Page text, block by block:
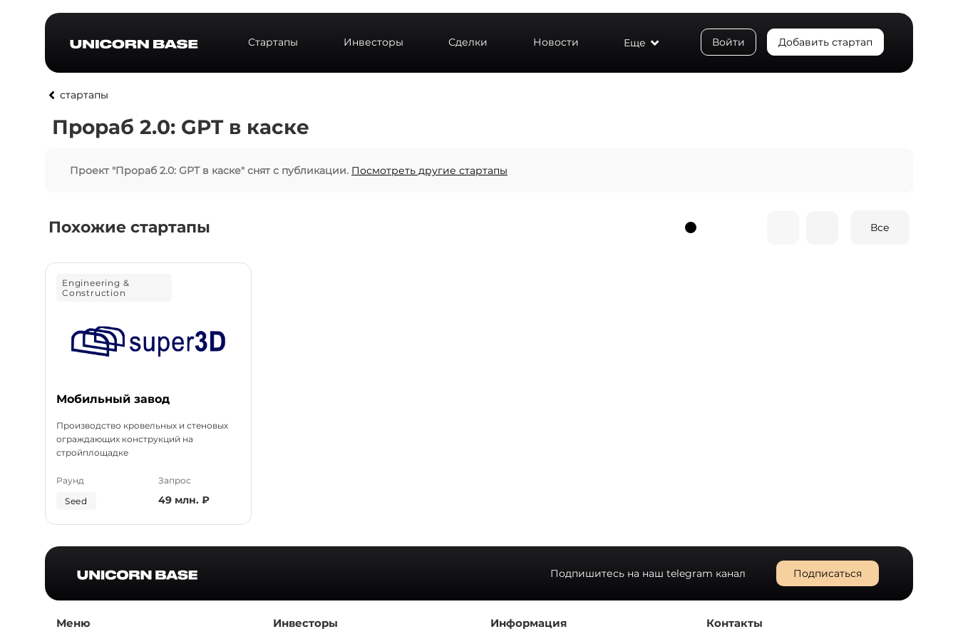
Стартапы Инвесторы Сделки Новости Еще Войти Добавить стартап
стартапы
Прораб 2.0: GPT в каске
Проект "Прораб 2.0: GPT в каске" снят с публикации. Посмотреть другие стартапы
Похожие стартапы Все
Engineering &
Construction
Мобильный завод
Производство кровельных и стеновых
ограждающих конструкций на
стройплощадке
Раунд
Seed
Запрос
49 млн. ₽
Подпишитесь на наш telegram канал Подписаться
Меню Инвесторы Информация Контакты